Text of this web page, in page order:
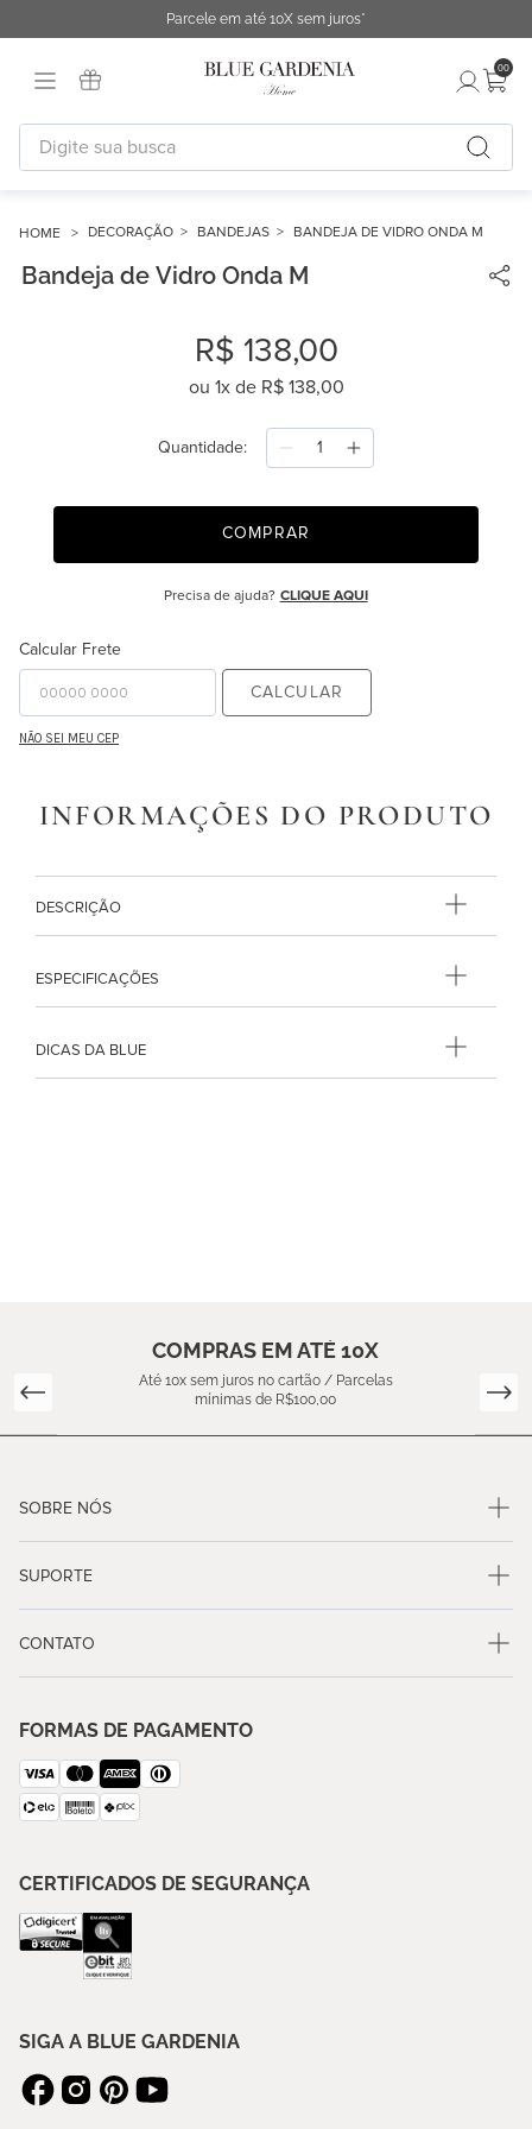
Parcele em até 10X sem juros*
00
Digite sua busca
DECORAÇÃO BANDEJAS BANDEJA DE VIDRO ONDA M
Bandeja de Vidro Onda M
R$ 138,00
ou 1x de R$ 138,00
Quantidade
COMPRAR
Precisa de ajuda? CLIQUE AQUI
Calcular Frete
CALCULAR
NÃO SEI MEU CEP
INFORMAÇÕES DO PRODUTO
DESCRIÇÃO
ESPECIFICAÇÕES
DICAS DA BLUE
COMPRAS EM ATÉ 10X
Até 10x sem juros no cartão / Parcelas
mínimas de R$100,00
SOBRE NÓS
SUPORTE
CONTATO
FORMAS DE PAGAMENTO
CERTIFICADOS DE SEGURANÇA
SIGA A BLUE GARDENIA
1º
fronha
2º
duvet
4º
capa duvet
5º
chinelo
necessaire
8º
cobertor
9º
edredon
10º monet